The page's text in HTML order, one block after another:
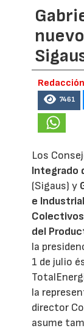
7461
Los
Integrado
(Sigaus) y
e
del
la
1 de julio
la
director
asume